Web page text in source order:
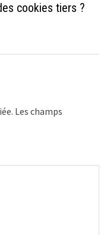
cookies tiers ?
Les champs